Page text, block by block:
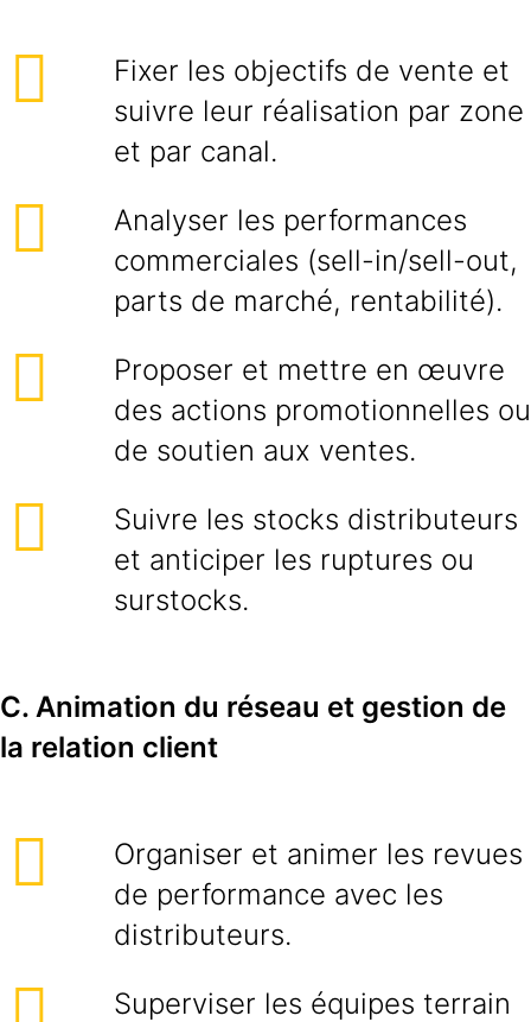
Fixer les objectifs de vente et
suivre leur réalisation par zone
et par canal.
Analyser les performances
commerciales (sell-in/sell-out,
parts de marché, rentabilité).
Proposer et mettre en œuvre
des actions promotionnelles ou
de soutien aux ventes.
Suivre les stocks distributeurs
et anticiper les ruptures ou
surstocks.
C. Animation du réseau et gestion de
la relation client
Organiser et animer les revues
de performance avec les
distributeurs.
Superviser les équipes terrain